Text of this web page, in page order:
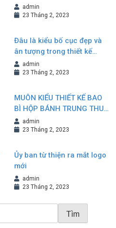
admin
23 Tháng 2, 2023
Đâu là kiểu bố cục đẹp và
ân tượng trong thiết kế
Brochure?
admin
23 Tháng 2, 2023
MUÔN KIỂU THIẾT KẾ BAO
BÌ HỘP BÁNH TRUNG THU
NÂNG TẦM GIÁ TRỊ
THƯƠNG HIỆU
admin
23 Tháng 2, 2023
Ủy ban từ thiện ra mắt logo
mới
admin
23 Tháng 2, 2023
Tìm